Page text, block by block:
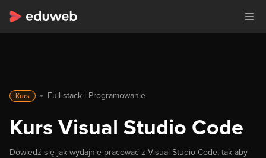
Kurs Full-stack i Programowanie
Kurs Visual Studio Code
Dowiedź się jak wydajnie pracować z Visual Studio Code, tak aby